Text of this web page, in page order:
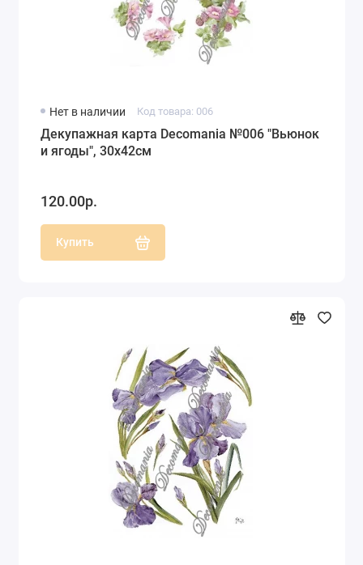
Нет в наличии Код товара: 006
Декупажная карта Decomania №006 "Вьюнок
и ягоды", 30х42см
120.00р.
Купить